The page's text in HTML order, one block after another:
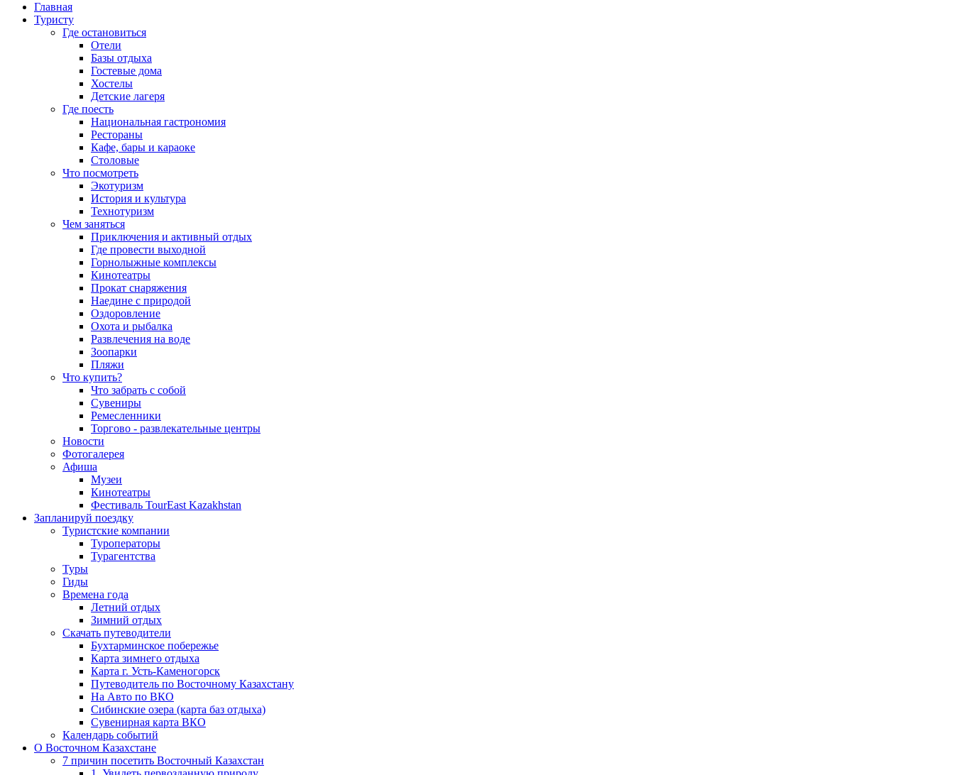
Главная
Туристу
Где остановиться
Отели
Базы отдыха
Гостевые дома
Хостелы
Детские лагеря
Где поесть
Национальная гастрономия
Рестораны
Кафе, бары и караоке
Столовые
Что посмотреть
Экотуризм
История и культура
Технотуризм
Чем заняться
Приключения и активный отдых
Где провести выходной
Горнолыжные комплексы
Кинотеатры
Прокат снаряжения
Наедине с природой
Оздоровление
Охота и рыбалка
Развлечения на воде
Зоопарки
Пляжи
Что купить?
Что забрать с собой
Сувениры
Ремесленники
Торгово - развлекательные центры
Новости
Фотогалерея
Афиша
Музеи
Кинотеатры
Фестиваль TourEast Kazakhstan
Запланируй поездку
Туристские компании
Туроператоры
Турагентства
Туры
Гиды
Времена года
Летний отдых
Зимний отдых
Скачать путеводители
Бухтарминское побережье
Карта зимнего отдыха
Карта г. Усть-Каменогорск
Путеводитель по Восточному Казахстану
На Авто по ВКО
Сибинские озера (карта баз отдыха)
Сувенирная карта ВКО
Календарь событий
О Восточном Казахстане
7 причин посетить Восточный Казахстан